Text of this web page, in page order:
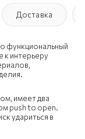
Доставка
функциональный
к интерьеру
имеет два
push to open.
удариться в